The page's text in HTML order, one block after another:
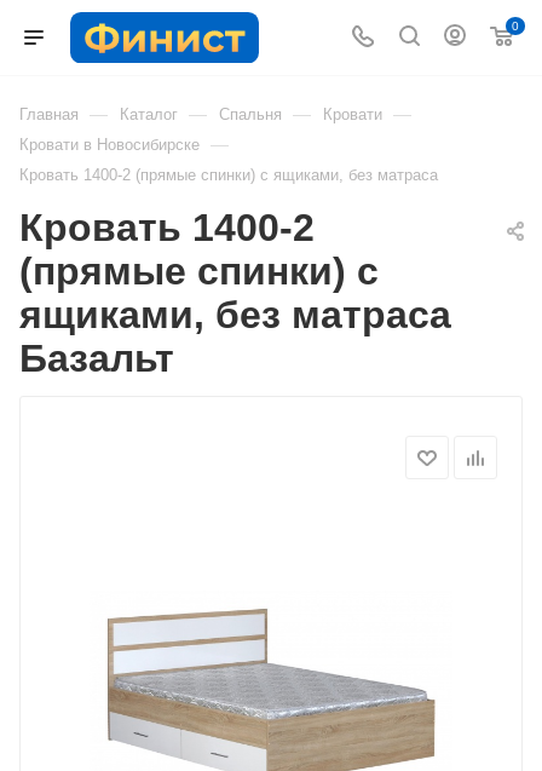
0
Главная — Каталог — Спальня — Кровати —
Кровати в Новосибирске —
Кровать 1400-2 (прямые спинки) с ящиками, без матраса
Кровать 1400-2
(прямые спинки) с
ящиками, без матраса
Базальт